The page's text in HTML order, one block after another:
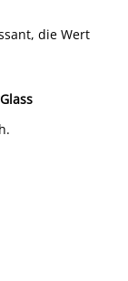
die Wert